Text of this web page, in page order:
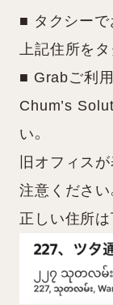
■ タクシー
上記住所を
■ Grabご利
Chum’s
い。
旧オフィス
注意ください
正しい住所は